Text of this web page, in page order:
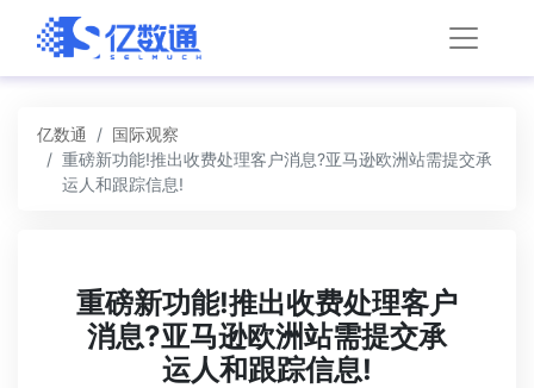
亿数通
国际观察
重磅新功能!推出收费处理客户消息?亚马逊欧洲站需提交承
运人和跟踪信息!
重磅新功能!推出收费处理客户
消息?亚马逊欧洲站需提交承
运人和跟踪信息!